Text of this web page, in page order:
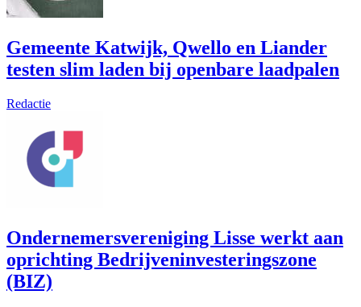
Gemeente Katwijk, Qwello en Liander
testen slim laden bij openbare laadpalen
Redactie
Ondernemersvereniging Lisse werkt aan
oprichting Bedrijveninvesteringszone
(BIZ)